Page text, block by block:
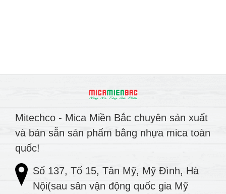
Mitechco - Mica Miền Bắc chuyên sản xuất
và bán sẵn sản phẩm bằng nhựa mica toàn
quốc!
Số 137, Tổ 15, Tân Mỹ, Mỹ Đình, Hà
Nội(sau sân vận động quốc gia Mỹ